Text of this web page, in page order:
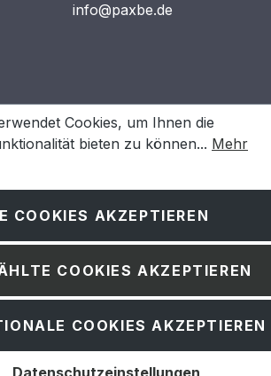
info@paxbe.de
Cookies, um Ihnen die
bieten zu können... Mehr
COOKIES AKZEPTIEREN
COOKIES AKZEPTIEREN
COOKIES AKZEPTIEREN
Datenschutzeinstellungen